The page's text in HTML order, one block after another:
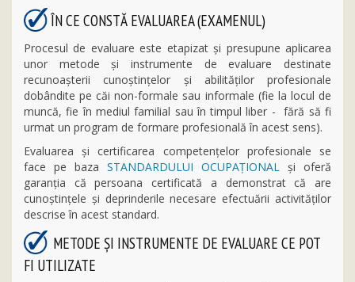
ÎN CE CONSTĂ EVALUAREA (EXAMENUL)
Procesul de evaluare este etapizat şi presupune aplicarea
unor metode şi instrumente de evaluare destinate
recunoaşterii cunoştinţelor şi abilităţilor profesionale
dobândite pe căi non-formale sau informale (fie la locul de
muncă, fie în mediul familial sau în timpul liber - fără să fi
urmat un program de formare profesională în acest sens).
Evaluarea şi certificarea competenţelor profesionale se
face pe baza STANDARDULUI OCUPAŢIONAL şi oferă
garanţia că persoana certificată a demonstrat că are
cunoştinţele şi deprinderile necesare efectuării activităţilor
descrise în acest standard.
METODE ȘI INSTRUMENTE DE EVALUARE CE POT
FI UTILIZATE